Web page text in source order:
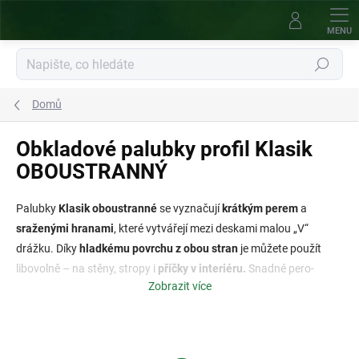
Hledat
Domů
Obkladové palubky profil Klasik
OBOUSTRANNÝ
PalubkyKlasik oboustrannése vyznačují krátkým perema
sraženými hranami, které vytvářejí mezi deskami malou „V“
drážku. Díky hladkému povrchu z obou stran je můžete použít
libovolně – na stěny, stropy i příčky v interiéru. Snadné pero-
drážka spojení zajišťuje rychlou montáž a pevné uchycení. Hodí se
Zobrazit více